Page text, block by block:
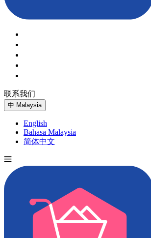
联系我们
中 Malaysia
English
Bahasa Malaysia
简体中文